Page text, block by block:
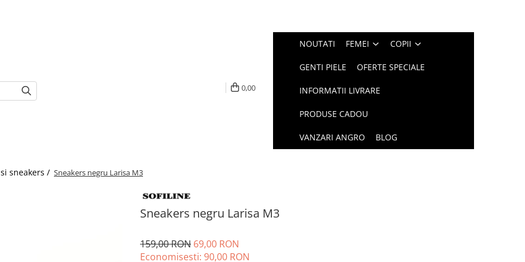
0,00
NOUTATI FEMEI COPII
GENTI PIELE OFERTE SPECIALE
INFORMATII LIVRARE
PRODUSE CADOU
VANZARI ANGRO BLOG
sneakers / Sneakers negru Larisa M3
Sneakers negru Larisa M3
159,00 RON 69,00 RON
Economisesti: 90,00 RON